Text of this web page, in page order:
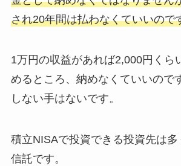
され20年間は払わなくていいので
1万円の収益があれば2,000円くら
めるところ、納めなくていいので
しない手はないです。
積立NISAで投資できる投資先は
信託です。